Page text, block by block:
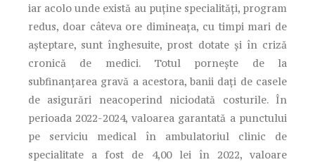
iar acolo unde există au puține specialități, program
redus, doar câteva ore dimineața, cu timpi mari de
așteptare, sunt înghesuite, prost dotate și în criză
cronică de medici. Totul pornește de la
subfinanțarea gravă a acestora, banii dați de casele
de asigurări neacoperind niciodată costurile. În
perioada 2022-2024, valoarea garantată a punctului
pe serviciu medical în ambulatoriul clinic de
specialitate a fost de 4,00 lei în 2022, valoare